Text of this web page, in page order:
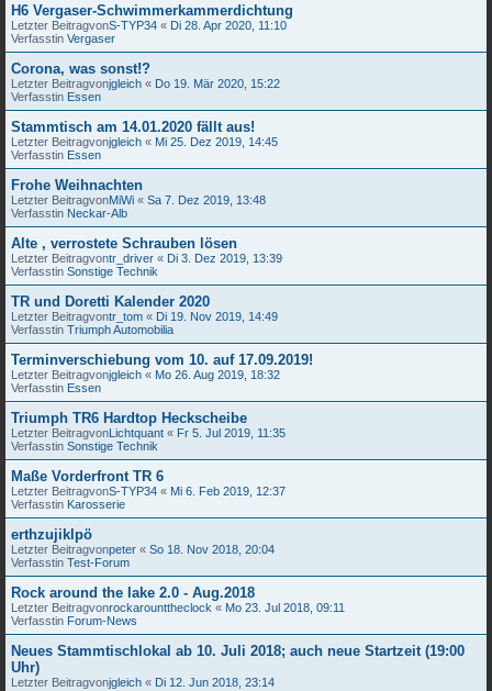
H6 Vergaser-Schwimmerkammerdichtung
Letzter BeitragvonS-TYP34 « Di 28. Apr 2020, 11:10
Verfasstin Vergaser
Corona, was sonst!?
Letzter Beitragvonjgleich « Do 19. Mär 2020, 15:22
Verfasstin Essen
Stammtisch am 14.01.2020 fällt aus!
Letzter Beitragvonjgleich « Mi 25. Dez 2019, 14:45
Verfasstin Essen
Frohe Weihnachten
Letzter BeitragvonMiWi « Sa 7. Dez 2019, 13:48
Verfasstin Neckar-Alb
Alte , verrostete Schrauben lösen
Letzter Beitragvontr_driver « Di 3. Dez 2019, 13:39
Verfasstin Sonstige Technik
TR und Doretti Kalender 2020
Letzter Beitragvontr_tom « Di 19. Nov 2019, 14:49
Verfasstin Triumph Automobilia
Terminverschiebung vom 10. auf 17.09.2019!
Letzter Beitragvonjgleich « Mo 26. Aug 2019, 18:32
Verfasstin Essen
Triumph TR6 Hardtop Heckscheibe
Letzter BeitragvonLichtquant « Fr 5. Jul 2019, 11:35
Verfasstin Sonstige Technik
Maße Vorderfront TR 6
Letzter BeitragvonS-TYP34 « Mi 6. Feb 2019, 12:37
Verfasstin Karosserie
erthzujiklpö
Letzter Beitragvonpeter « So 18. Nov 2018, 20:04
Verfasstin Test-Forum
Rock around the lake 2.0 - Aug.2018
Letzter Beitragvonrockarounttheclock « Mo 23. Jul 2018, 09:11
Verfasstin Forum-News
Neues Stammtischlokal ab 10. Juli 2018; auch neue Startzeit (19:00
Uhr)
Letzter Beitragvonjgleich « Di 12. Jun 2018, 23:14